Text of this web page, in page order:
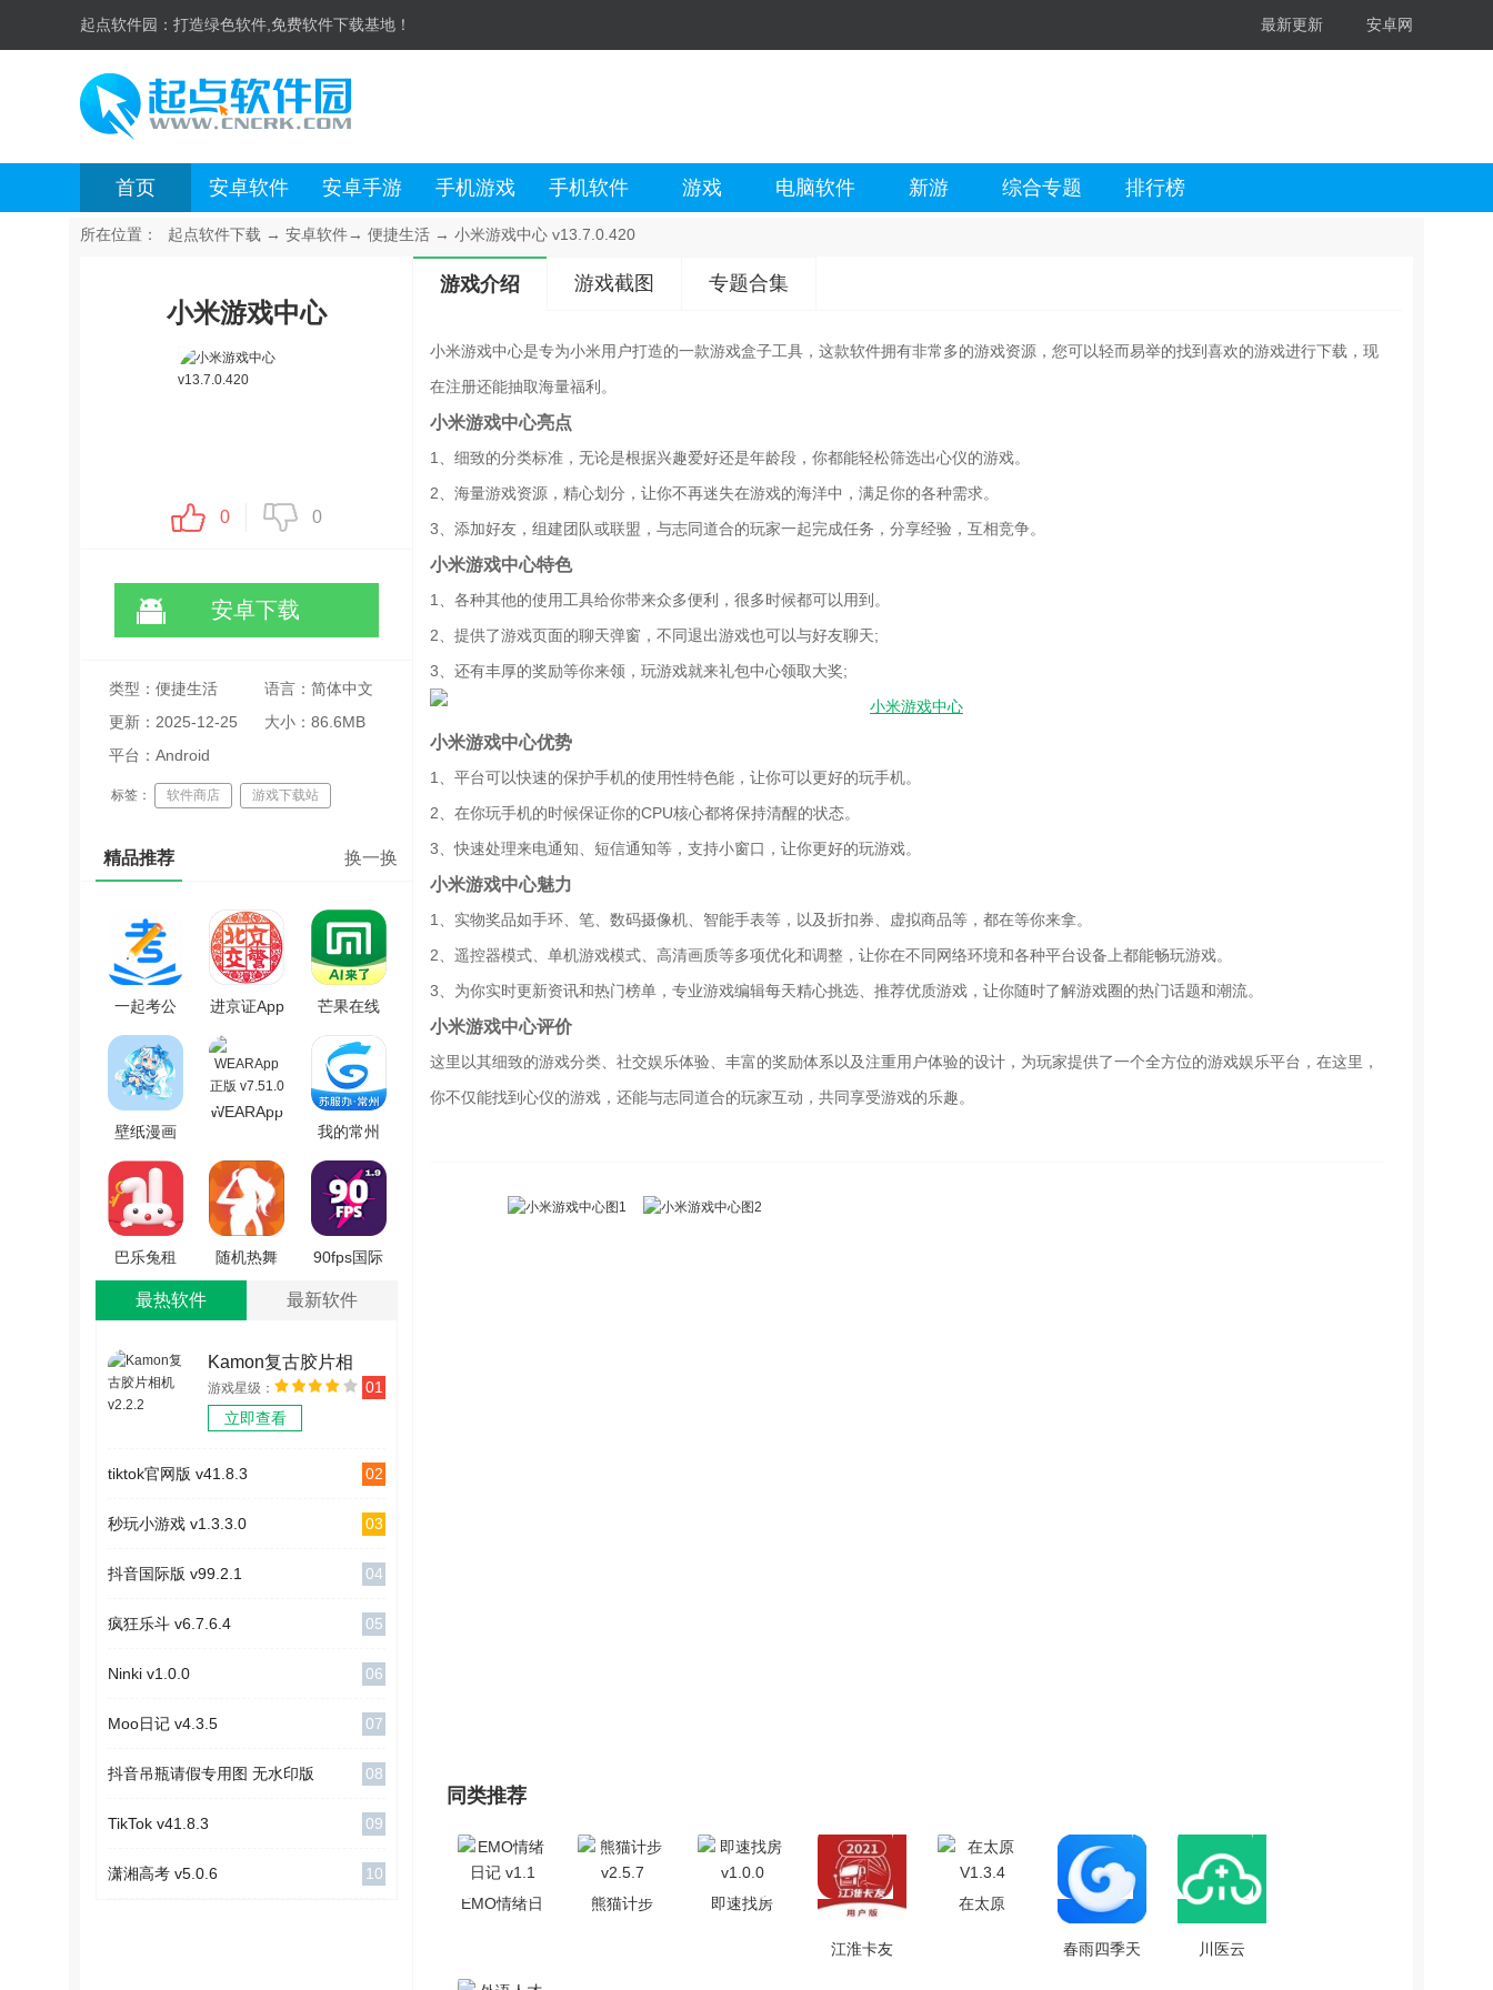
起点软件园： 打造绿色软件,免费软件下载基地！ 最新更新 安卓网
首页 安卓软件 安卓手游 手机游戏 手机软件 游戏 电脑软件 新游 综合专题 排行榜
所在位置： 起点软件下载 → 安卓软件→ 便捷生活 → 小米游戏中心 v13.7.0.420
小米游戏中心
0 0
安卓下载
类型：便捷生活
语言：简体中文
更新：2025-12-25
16:55:27
大小：86.6MB
平台：Android
标签： 软件商店 游戏下载站
精品推荐 换一换
一起考公
务员考试
题库无广
告版
V1.2.1
进京证App
官方最新
版 v3.6.07
芒果在线
手机正版
v8.0.9 安
卓版
壁纸漫画
控安卓直
装版 V1.1
WEARApp
v7.51.0
我的常州
手机版
v3.6.0
巴乐兔租
房原版
v7.4.5
随机热舞
v1.0
90fps国际
最热软件 最新软件
Kamon复古胶片相
机 v2.2.2
游戏星级：
立即查看
01
tiktok官网版 v41.8.3 02
秒玩小游戏 v1.3.3.0 03
抖音国际版 v99.2.1 04
疯狂乐斗 v6.7.6.4 05
Ninki v1.0.0 06
Moo日记 v4.3.5 07
抖音吊瓶请假专用图 无水印版 08
TikTok v41.8.3 09
潇湘高考 v5.0.6 10
游戏介绍 游戏截图 专题合集
小米游戏中心是专为小米用户打造的一款游戏盒子工具，这款软件拥有非常多的游戏资源，您可以轻而易举的找到喜欢的游戏进行下载，现
在注册还能抽取海量福利。
小米游戏中心亮点
1、细致的分类标准，无论是根据兴趣爱好还是年龄段，你都能轻松筛选出心仪的游戏。
2、海量游戏资源，精心划分，让你不再迷失在游戏的海洋中，满足你的各种需求。
3、添加好友，组建团队或联盟，与志同道合的玩家一起完成任务，分享经验，互相竞争。
小米游戏中心特色
1、各种其他的使用工具给你带来众多便利，很多时候都可以用到。
2、提供了游戏页面的聊天弹窗，不同退出游戏也可以与好友聊天;
3、还有丰厚的奖励等你来领，玩游戏就来礼包中心领取大奖;
小米游戏中心优势
1、平台可以快速的保护手机的使用性特色能，让你可以更好的玩手机。
2、在你玩手机的时候保证你的CPU核心都将保持清醒的状态。
3、快速处理来电通知、短信通知等，支持小窗口，让你更好的玩游戏。
小米游戏中心魅力
1、实物奖品如手环、笔、数码摄像机、智能手表等，以及折扣券、虚拟商品等，都在等你来拿。
2、遥控器模式、单机游戏模式、高清画质等多项优化和调整，让你在不同网络环境和各种平台设备上都能畅玩游戏。
3、为你实时更新资讯和热门榜单，专业游戏编辑每天精心挑选、推荐优质游戏，让你随时了解游戏圈的热门话题和潮流。
小米游戏中心评价
这里以其细致的游戏分类、社交娱乐体验、丰富的奖励体系以及注重用户体验的设计，为玩家提供了一个全方位的游戏娱乐平台，在这里，
你不仅能找到心仪的游戏，还能与志同道合的玩家互动，共同享受游戏的乐趣。
同类推荐
EMO情绪日
熊猫计步
即速找房
江淮卡友
在太原
春雨四季天
川医云